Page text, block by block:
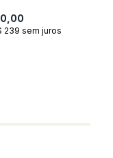
239 sem juros